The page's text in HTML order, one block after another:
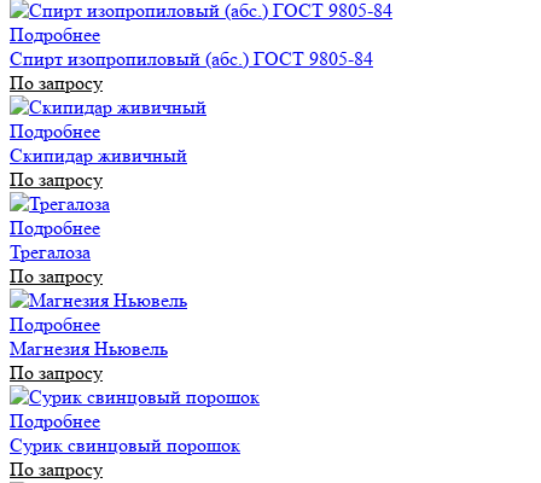
Подробнее
Спирт изопропиловый (абс.) ГОСТ 9805-84
По запросу
Подробнее
Скипидар живичный
По запросу
Подробнее
Трегалоза
По запросу
Подробнее
Магнезия Ньювель
По запросу
Подробнее
Сурик свинцовый порошок
По запросу